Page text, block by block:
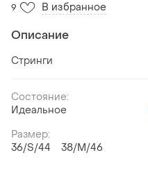
9 В избранное
Описание
Стринги
Состояние:
Идеальное
Размер:
36/S/44
38/M/46